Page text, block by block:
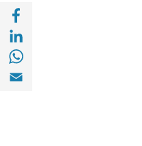
Compartir en
Compartir en
Compartir en